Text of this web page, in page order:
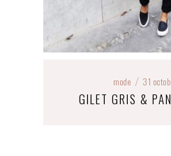
mode / 31
GILET GRIS &